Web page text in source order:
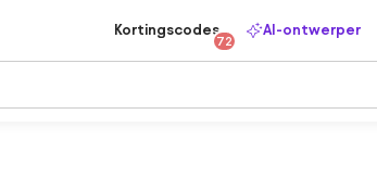
Kortingscodes
72
AI-ontwerper